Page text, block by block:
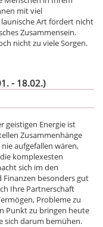
mit viel
Art fördert nicht
Zusammensein.
nicht zu viele Sorgen.
- 18.02.)
geistigen Energie ist
Zusammenhänge
aufgefallen wären,
komplexesten
sich im den
Finanzen besonders gut
Ihre Partnerschaft
Probleme zu
Punkt zu bringen heute
sich darum bemühen.